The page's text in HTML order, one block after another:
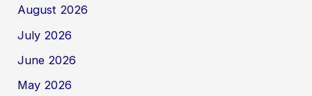
August 2026
July 2026
June 2026
May 2026